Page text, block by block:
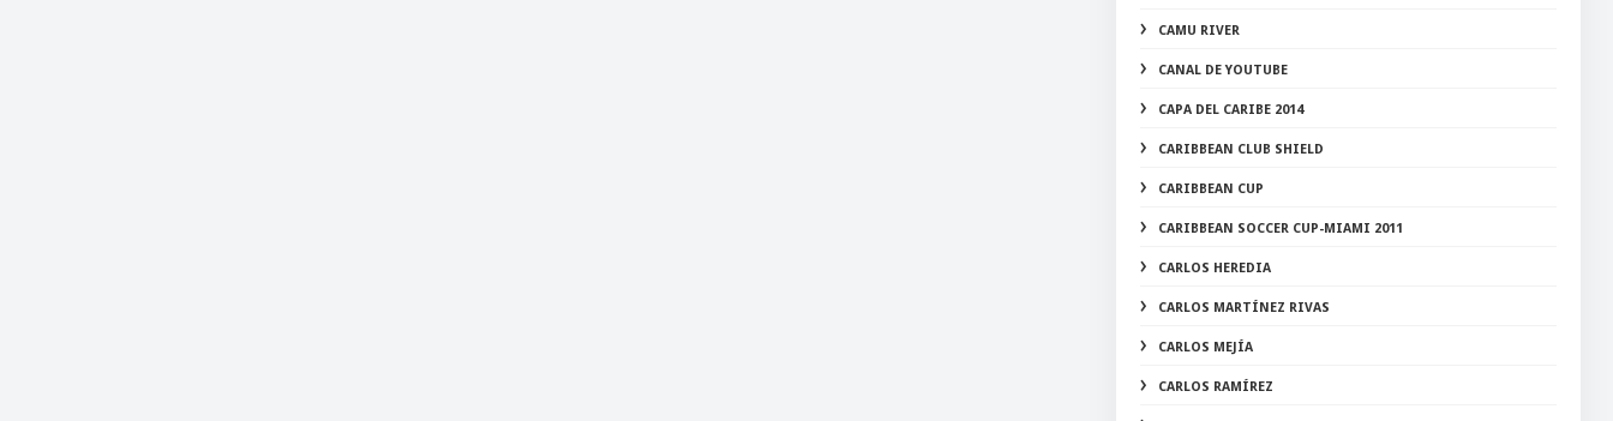
CAMU RIVER
CANAL DE YOUTUBE
CAPA DEL CARIBE 2014
CARIBBEAN CLUB SHIELD
CARIBBEAN CUP
CARIBBEAN SOCCER CUP-MIAMI 2011
CARLOS HEREDIA
CARLOS MARTÍNEZ RIVAS
CARLOS MEJÍA
CARLOS RAMÍREZ